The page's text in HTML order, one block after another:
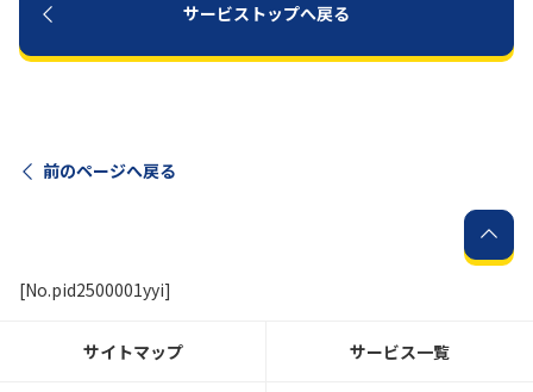
まはこちら
サービス
サービストップへ戻る
前のページへ戻る
[No.pid2500001yyi]
サイトマップ サービス一覧